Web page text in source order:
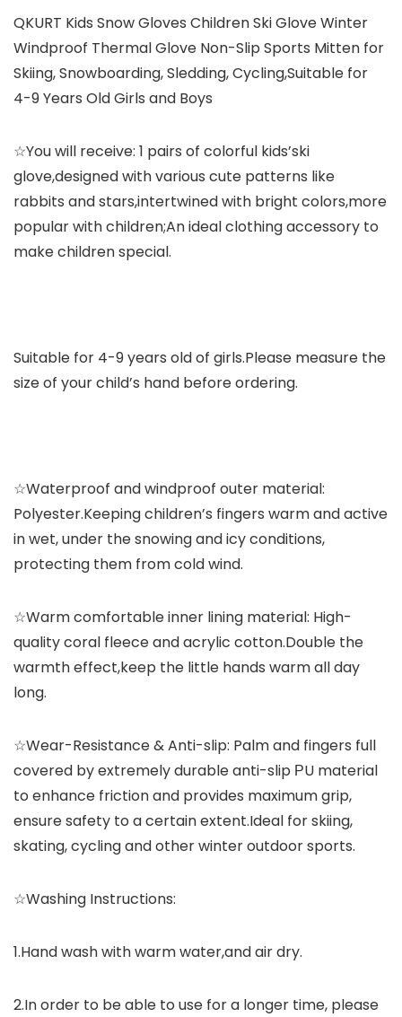
QKURT Kids Snow Gloves Children Ski Glove Winter
Windproof Thermal Glove Non-Slip Sports Mitten for
Skiing, Snowboarding, Sledding, Cycling,Suitable for
4-9 Years Old Girls and Boys
☆You will receive: 1 pairs of colorful kids’ski
glove,designed with various cute patterns like
rabbits and stars,intertwined with bright colors,more
popular with children;An ideal clothing accessory to
make children special.
Suitable for 4-9 years old of girls.Please measure the
size of your child’s hand before ordering.
☆Waterproof and windproof outer material:
Polyester.Keeping children’s fingers warm and active
in wet, under the snowing and icy conditions,
protecting them from cold wind.
☆Warm comfortable inner lining material: High-
quality coral fleece and acrylic cotton.Double the
warmth effect,keep the little hands warm all day
long.
☆Wear-Resistance & Anti-slip: Palm and fingers full
covered by extremely durable anti-slip РU material
to enhance friction and provides maximum grip,
ensure safety to a certain extent.Ideal for skiing,
skating, cycling and other winter outdoor sports.
☆Washing Instructions:
1.Hand wash with warm water,and air dry.
2.In order to be able to use for a longer time, please